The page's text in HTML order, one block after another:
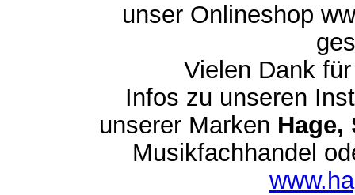
unser Onlineshop
Vielen Dank
Infos zu unseren
unserer Marken Hage,
Musikfachhandel